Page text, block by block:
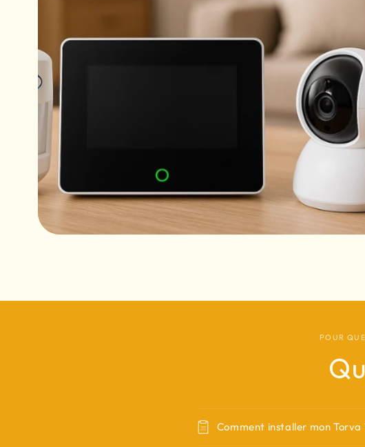
POUR
Comment installer mon Torva